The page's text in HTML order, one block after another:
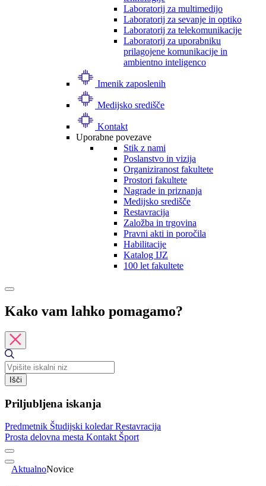
Laboratorij za multimedijo
Laboratorij za sevanje in optiko
Laboratorij za telekomunikacije
Laboratorij za uporabniku
prilagojene komunikacije in
ambientno inteligenco
Imenik zaposlenih
Medijsko središče
Kontakt
Uporabne povezave
Stik z nami
Poslanstvo in vizija
Organiziranost fakultete
Prostori fakultete
Nagrade in priznanja
Medijsko središče
Restavracija
Založba in trgovina
Pravni akti in poročila
Habilitacije
Katalog IJZ
100 let fakultete
Kako vam lahko pomagamo?
Išči
Priljubljena iskanja
Predmetnik Študijski koledarRestavracija
Prosta delovna mesta Kontakt Šport
AktualnoNovice